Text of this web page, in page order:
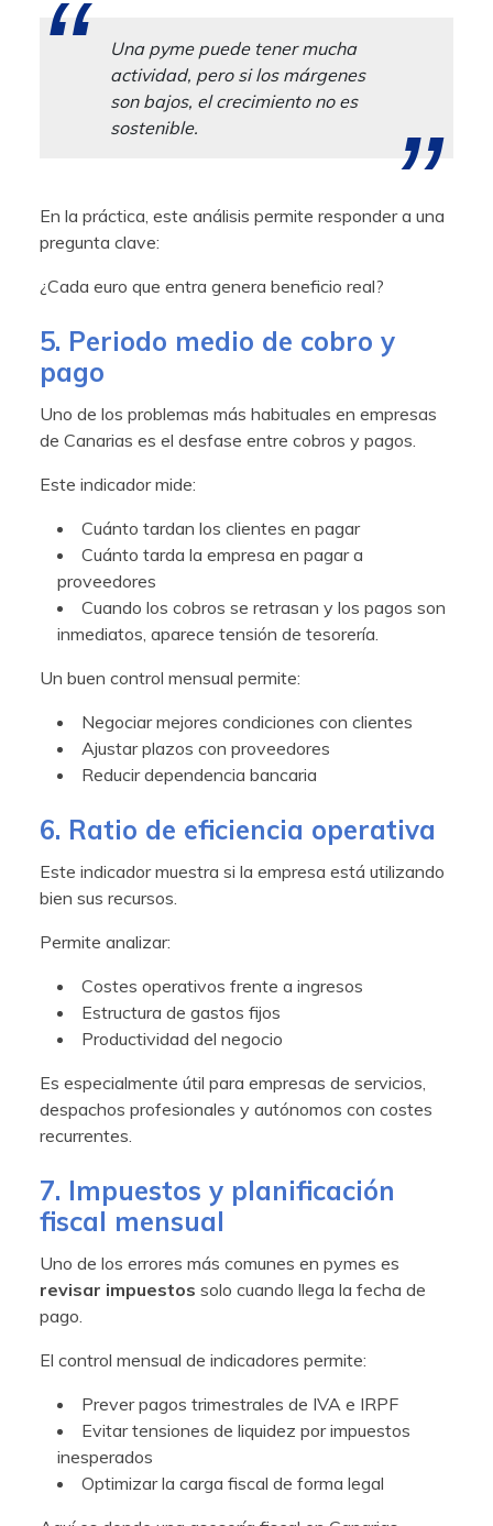
Una pyme puede tener mucha
actividad, pero si los márgenes
son bajos, el crecimiento no es
sostenible.
En la práctica, este análisis permite responder a una
pregunta clave:
¿Cada euro que entra genera beneficio real?
5. Periodo medio de cobro y
pago
Uno de los problemas más habituales en empresas
de Canarias es el desfase entre cobros y pagos.
Este indicador mide:
Cuánto tardan los clientes en pagar
Cuánto tarda la empresa en pagar a
proveedores
Cuando los cobros se retrasan y los pagos son
inmediatos, aparece tensión de tesorería.
Un buen control mensual permite:
Negociar mejores condiciones con clientes
Ajustar plazos con proveedores
Reducir dependencia bancaria
6. Ratio de eficiencia operativa
Este indicador muestra si la empresa está utilizando
bien sus recursos.
Permite analizar:
Costes operativos frente a ingresos
Estructura de gastos fijos
Productividad del negocio
Es especialmente útil para empresas de servicios,
despachos profesionales y autónomos con costes
recurrentes.
7. Impuestos y planificación
fiscal mensual
Uno de los errores más comunes en pymes es
revisar impuestos solo cuando llega la fecha de
pago.
El control mensual de indicadores permite:
Prever pagos trimestrales de IVA e IRPF
Evitar tensiones de liquidez por impuestos
inesperados
Optimizar la carga fiscal de forma legal